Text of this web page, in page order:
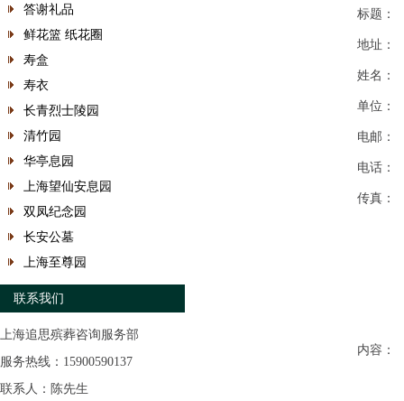
答谢礼品
鲜花篮 纸花圈
寿盒
寿衣
长青烈士陵园
清竹园
华亭息园
上海望仙安息园
双凤纪念园
长安公墓
上海至尊园
联系我们
上海追思殡葬咨询服务部
服务热线：15900590137
联系人：陈先生
标题：
地址：
姓名：
单位：
电邮：
电话：
传真：
内容：